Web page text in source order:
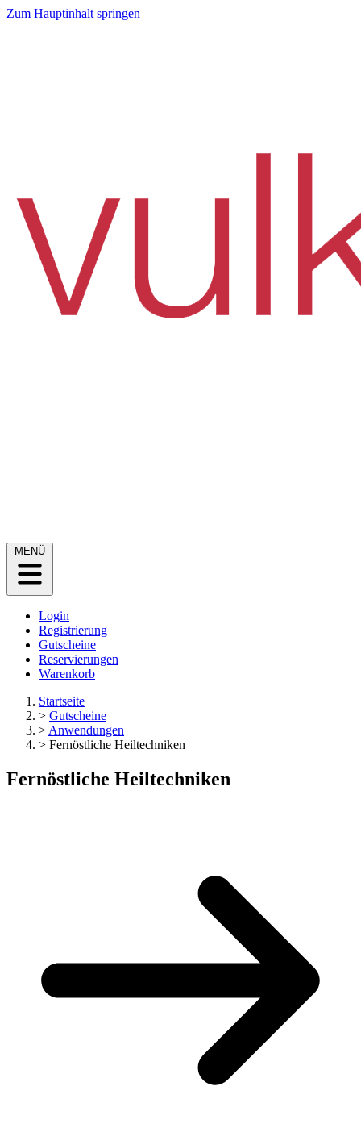
Zum Hauptinhalt springen
MENÜ
Login
Registrierung
Gutscheine
Reservierungen
Warenkorb
Startseite
> Gutscheine
> Anwendungen
> Fernöstliche Heiltechniken
Fernöstliche Heiltechniken